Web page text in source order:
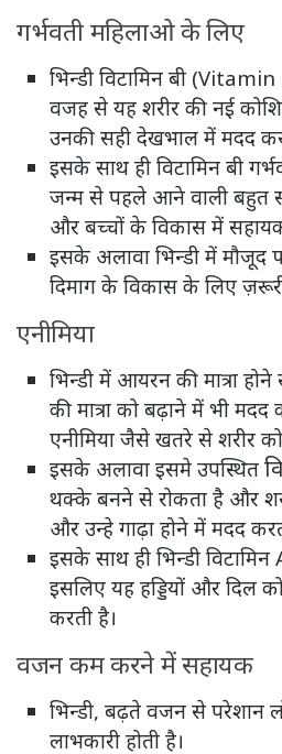
गर्भवती महिलाओ के लिए
भिन्डी विटामिन बी
वजह से यह शरीर की नई
उनकी सही देखभाल में मदद
इसके साथ ही विटामिन बी
जन्म से पहले आने वाली बहुत
और बच्चों के विकास में सहायक
इसके अलावा भिन्डी में मौजूद
दिमाग के विकास के लिए ज़रूरी
एनीमिया
भिन्डी में आयरन की मात्रा
की मात्रा को बढ़ाने में भी
एनीमिया जैसे खतरे से शरीर को
इसके अलावा इसमे उपस्थित
थक्के बनने से रोकता है और
और उन्हे गाढ़ा होने में मदद
इसके साथ ही भिन्डी
इसलिए यह हड्डियों और दिल
करती है।
वजन कम करने में सहायक
भिन्डी, बढ़ते वजन से परेशान
लाभकारी होती है।